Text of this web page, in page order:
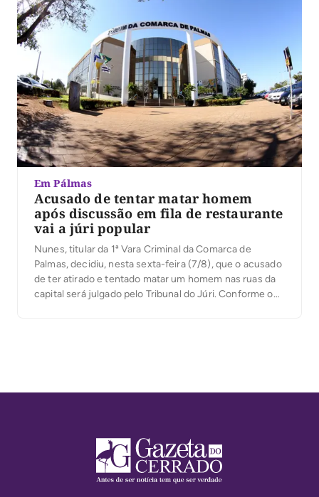
Em Pálmas
Acusado de tentar matar homem
após discussão em fila de restaurante
vai a júri popular
Nunes, titular da 1ª Vara Criminal da Comarca de
Palmas, decidiu, nesta sexta-feira (7/8), que o acusado
de ter atirado e tentado matar um homem nas ruas da
capital será julgado pelo Tribunal do Júri. Conforme o